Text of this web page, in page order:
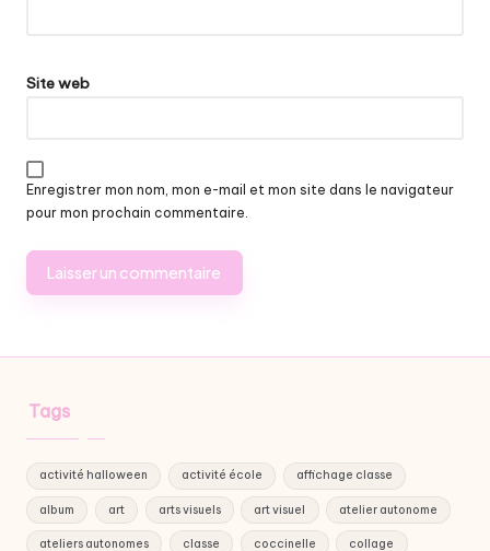
Site web
Enregistrer mon nom, mon e-mail et mon site dans le navigateur
pour mon prochain commentaire.
Tags
activité halloween activité école affichage classe
album art arts visuels art visuel atelier autonome
ateliers autonomes classe coccinelle collage